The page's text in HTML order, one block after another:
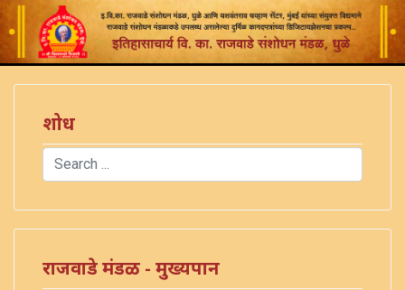
शोध
Search
राजवाडे मंडळ - मुख्यपान